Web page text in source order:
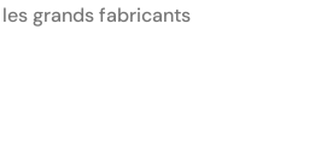
grands fabricants